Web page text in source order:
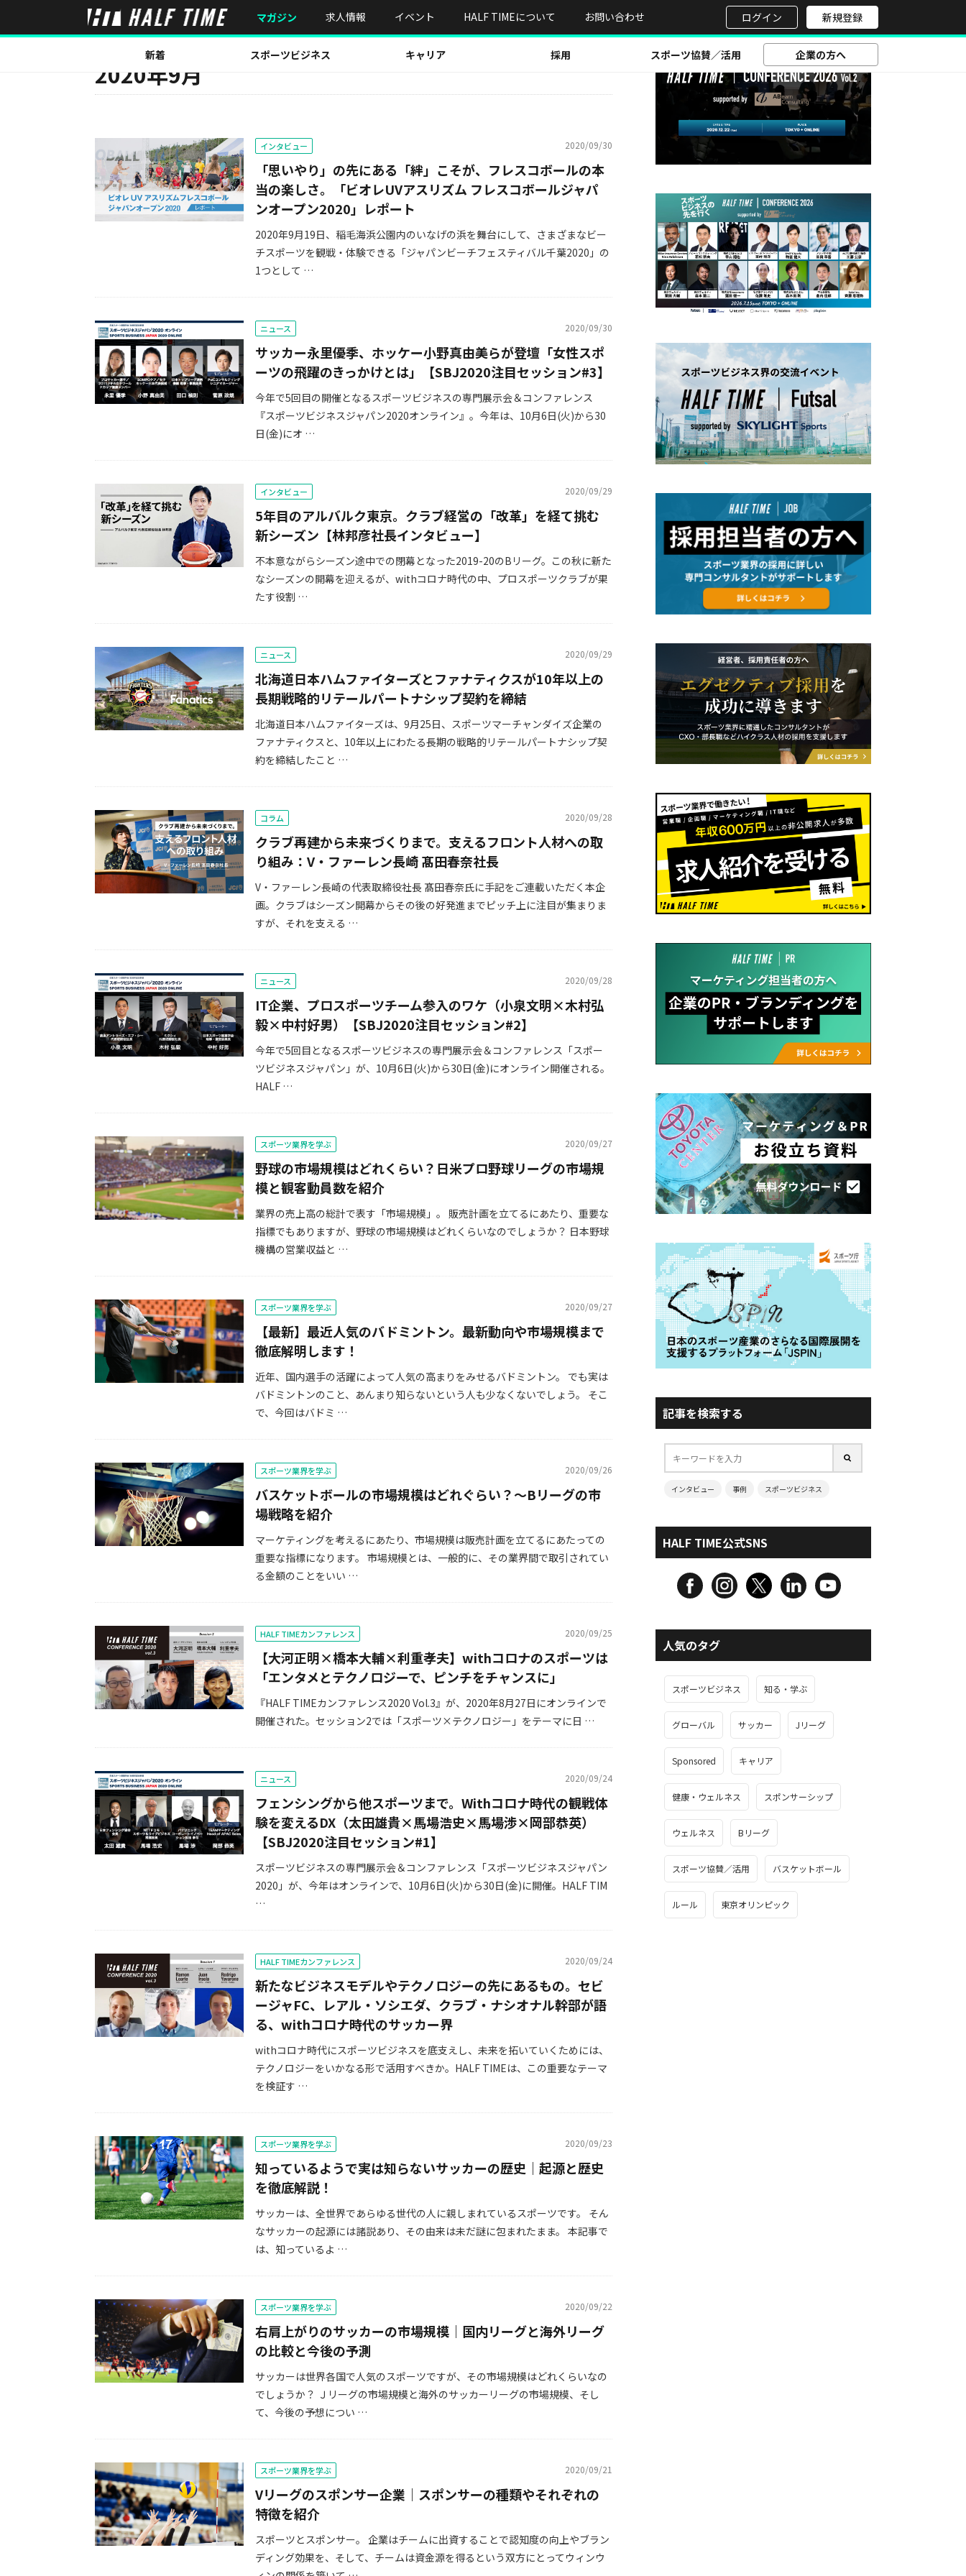
マガジン 求人情報 イベント HALF TIMEについて お問い合わせ ログイン 新規登録
新着 スポーツビジネス キャリア 採用 スポーツ協賛／活用 企業の方へ
2020年9月
インタビュー 2020/09/30
「思いやり」の先にある「絆」こそが、フレスコボールの本
当の楽しさ。「ビオレUVアスリズム フレスコボールジャパ
ンオープン2020」レポート
2020年9月19日、稲毛海浜公園内のいなげの浜を舞台にして、さまざまなビー
チスポーツを観戦・体験できる「ジャパンビーチフェスティバル千葉2020」の
1つとして …
ニュース 2020/09/30
サッカー永里優季、ホッケー小野真由美らが登壇「女性スポ
ーツの飛躍のきっかけとは」【SBJ2020注目セッション#3】
今年で5回目の開催となるスポーツビジネスの専門展示会＆コンファレンス
『スポーツビジネスジャパン2020オンライン』。今年は、10月6日(火)から30
日(金)にオ …
インタビュー 2020/09/29
5年目のアルバルク東京。クラブ経営の「改革」を経て挑む
新シーズン【林邦彦社長インタビュー】
不本意ながらシーズン途中での閉幕となった2019-20のBリーグ。この秋に新た
なシーズンの開幕を迎えるが、withコロナ時代の中、プロスポーツクラブが果
たす役割 …
ニュース 2020/09/29
北海道日本ハムファイターズとファナティクスが10年以上の
長期戦略的リテールパートナシップ契約を締結
北海道日本ハムファイターズは、9月25日、スポーツマーチャンダイズ企業の
ファナティクスと、10年以上にわたる長期の戦略的リテールパートナシップ契
約を締結したこと …
コラム 2020/09/28
クラブ再建から未来づくりまで。支えるフロント人材への取
り組み：V・ファーレン長崎 髙田春奈社長
V・ファーレン長崎の代表取締役社長 髙田春奈氏に手記をご連載いただく本企
画。クラブはシーズン開幕からその後の好発進までピッチ上に注目が集まりま
すが、それを支える …
ニュース 2020/09/28
IT企業、プロスポーツチーム参入のワケ（小泉文明×木村弘
毅×中村好男）【SBJ2020注目セッション#2】
今年で5回目となるスポーツビジネスの専門展示会＆コンファレンス「スポー
ツビジネスジャパン」が、10月6日(火)から30日(金)にオンライン開催される。
HALF …
スポーツ業界を学ぶ 2020/09/27
野球の市場規模はどれくらい？日米プロ野球リーグの市場規
模と観客動員数を紹介
業界の売上高の総計で表す「市場規模」。 販売計画を立てるにあたり、重要な
指標でもありますが、野球の市場規模はどれくらいなのでしょうか？ 日本野球
機構の営業収益と …
スポーツ業界を学ぶ 2020/09/27
【最新】最近人気のバドミントン。最新動向や市場規模まで
徹底解明します！
近年、国内選手の活躍によって人気の高まりをみせるバドミントン。 でも実は
バドミントンのこと、あんまり知らないという人も少なくないでしょう。 そこ
で、今回はバドミ …
スポーツ業界を学ぶ 2020/09/26
バスケットボールの市場規模はどれぐらい？～Bリーグの市
場戦略を紹介
マーケティングを考えるにあたり、市場規模は販売計画を立てるにあたっての
重要な指標になります。 市場規模とは、一般的に、その業界間で取引されてい
る金額のことをいい …
HALF TIMEカンファレンス 2020/09/25
【大河正明×橋本大輔×利重孝夫】withコロナのスポーツは
「エンタメとテクノロジーで、ピンチをチャンスに」
『HALF TIMEカンファレンス2020 Vol.3』が、2020年8月27日にオンラインで
開催された。セッション2では「スポーツ×テクノロジー」をテーマに日 …
ニュース 2020/09/24
フェンシングから他スポーツまで。Withコロナ時代の観戦体
験を変えるDX（太田雄貴×馬場浩史×馬場渉×岡部恭英）
【SBJ2020注目セッション#1】
スポーツビジネスの専門展示会＆コンファレンス「スポーツビジネスジャパン
2020」が、今年はオンラインで、10月6日(火)から30日(金)に開催。HALF TIM
…
HALF TIMEカンファレンス 2020/09/24
新たなビジネスモデルやテクノロジーの先にあるもの。セビ
ージャFC、レアル・ソシエダ、クラブ・ナシオナル幹部が語
る、withコロナ時代のサッカー界
withコロナ時代にスポーツビジネスを底支えし、未来を拓いていくためには、
テクノロジーをいかなる形で活用すべきか。HALF TIMEは、この重要なテーマ
を検証す …
スポーツ業界を学ぶ 2020/09/23
知っているようで実は知らないサッカーの歴史｜起源と歴史
を徹底解説！
サッカーは、全世界であらゆる世代の人に親しまれているスポーツです。 そん
なサッカーの起源には諸説あり、その由来は未だ謎に包まれたまま。 本記事で
は、知っているよ …
スポーツ業界を学ぶ 2020/09/22
右肩上がりのサッカーの市場規模｜国内リーグと海外リーグ
の比較と今後の予測
サッカーは世界各国で人気のスポーツですが、その市場規模はどれくらいなの
でしょうか？ Ｊリーグの市場規模と海外のサッカーリーグの市場規模、そし
て、今後の予想につい …
スポーツ業界を学ぶ 2020/09/21
Vリーグのスポンサー企業｜スポンサーの種類やそれぞれの
特徴を紹介
スポーツとスポンサー。 企業はチームに出資することで認知度の向上やブラン
ディング効果を、そして、チームは資金源を得るという双方にとってウィンウ
記事を検索する
インタビュー 事例 スポーツビジネス
HALF TIME公式SNS
人気のタグ
スポーツビジネス 知る・学ぶ
グローバル サッカー Jリーグ
Sponsored キャリア
健康・ウェルネス スポンサーシップ
ウェルネス Bリーグ
スポーツ協賛／活用 バスケットボール
ルール 東京オリンピック